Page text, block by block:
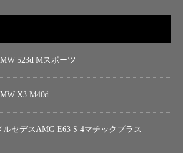
523d Mスポーツ
X3 M40d
セデスAMG E63 S 4マチックプラス